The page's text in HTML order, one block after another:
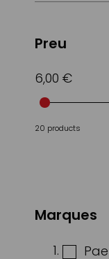
Preu
6,00 €
20 products
Marques